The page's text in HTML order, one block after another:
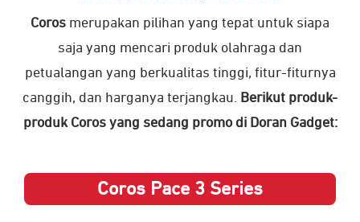
Coros merupakan pilihan yang tepat untuk siapa
saja yang mencari produk olahraga dan
petualangan yang berkualitas tinggi, fitur-fiturnya
canggih, dan harganya terjangkau. Berikut produk-
produk Coros yang sedang promo di Doran Gadget:
Coros Pace 3 Series